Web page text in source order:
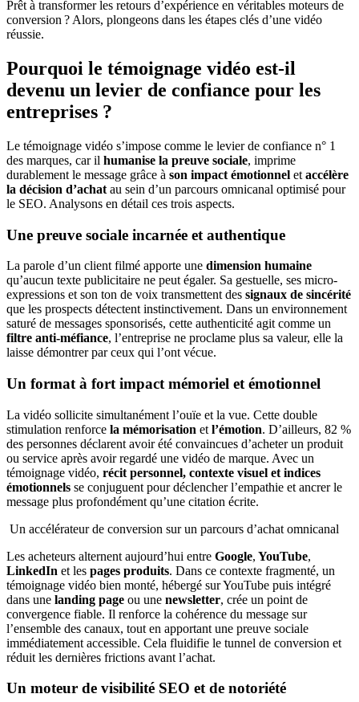
Prêt à transformer les retours d’expérience en véritables moteurs de
conversion ? Alors, plongeons dans les étapes clés d’une vidéo
réussie.
Pourquoi le témoignage vidéo est-il
devenu un levier de confiance pour les
entreprises ?
Le témoignage vidéo s’impose comme le levier de confiance n° 1
des marques, car il humanise la preuve sociale, imprime
durablement le message grâce à son impact émotionnel et accélère
la décision d’achat au sein d’un parcours omnicanal optimisé pour
le SEO. Analysons en détail ces trois aspects.
Une preuve sociale incarnée et authentique
La parole d’un client filmé apporte une dimension humaine
qu’aucun texte publicitaire ne peut égaler. Sa gestuelle, ses micro-
expressions et son ton de voix transmettent des signaux de sincérité
que les prospects détectent instinctivement. Dans un environnement
saturé de messages sponsorisés, cette authenticité agit comme un
filtre anti-méfiance, l’entreprise ne proclame plus sa valeur, elle la
laisse démontrer par ceux qui l’ont vécue.
Un format à fort impact mémoriel et émotionnel
La vidéo sollicite simultanément l’ouïe et la vue. Cette double
stimulation renforce la mémorisation et l’émotion. D’ailleurs, 82 %
des personnes déclarent avoir été convaincues d’acheter un produit
ou service après avoir regardé une vidéo de marque. Avec un
témoignage vidéo, récit personnel, contexte visuel et indices
émotionnels se conjuguent pour déclencher l’empathie et ancrer le
message plus profondément qu’une citation écrite.
Un accélérateur de conversion sur un parcours d’achat omnicanal
Les acheteurs alternent aujourd’hui entre Google, YouTube,
LinkedIn et les pages produits. Dans ce contexte fragmenté, un
témoignage vidéo bien monté, hébergé sur YouTube puis intégré
dans une landing page ou une newsletter, crée un point de
convergence fiable. Il renforce la cohérence du message sur
l’ensemble des canaux, tout en apportant une preuve sociale
immédiatement accessible. Cela fluidifie le tunnel de conversion et
réduit les dernières frictions avant l’achat.
Un moteur de visibilité SEO et de notoriété